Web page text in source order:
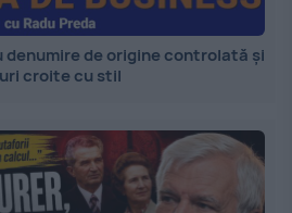
de origine controlată și
croite cu stil